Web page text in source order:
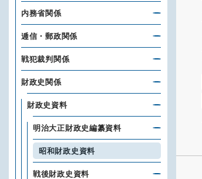
内務省関係
逓信・郵政関係
戦犯裁判関係
財政史関係
財政史資料
明治大正財政史編纂資料
昭和財政史資料
戦後財政史資料